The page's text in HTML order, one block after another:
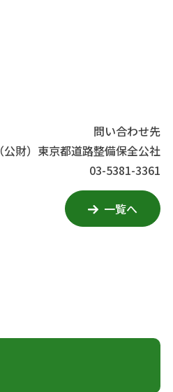
問い合わせ先
（公財）東京都道路整備保全公社
03-5381-3361
一覧へ